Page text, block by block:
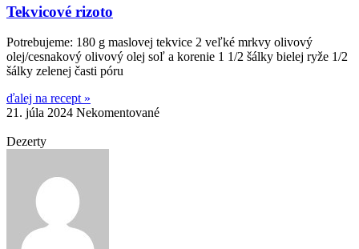
Tekvicové rizoto
Potrebujeme: 180 g maslovej tekvice 2 veľké mrkvy olivový
olej/cesnakový olivový olej soľ a korenie 1 1/2 šálky bielej ryže 1/2
šálky zelenej časti póru
ďalej na recept »
21. júla 2024 Nekomentované
Dezerty